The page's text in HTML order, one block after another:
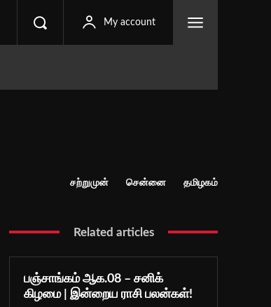
My account
சற்றுமுன் சென்னை தமிழகம்
Related articles
பஞ்சாங்கம் ஆக.08 – சனிக்
கிழமை | இன்றைய ராசி பலன்கள்!